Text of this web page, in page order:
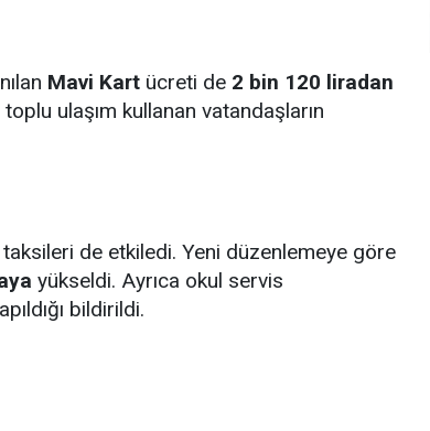
Mavi Kart ücreti de 2 bin 120 liradan
toplu ulaşım kullanan vatandaşların
de etkiledi. Yeni düzenlemeye göre
yükseldi. Ayrıca okul servis
bildirildi.